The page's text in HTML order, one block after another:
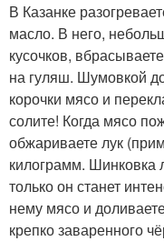
В Казанке
масло. В него,
кусочков,
на гуляш. Шумовкой
корочки мясо и
солите! Когда мясо
обжариваете лук
килограмм. Шинковка
только он станет
нему мясо и
крепко заваренного